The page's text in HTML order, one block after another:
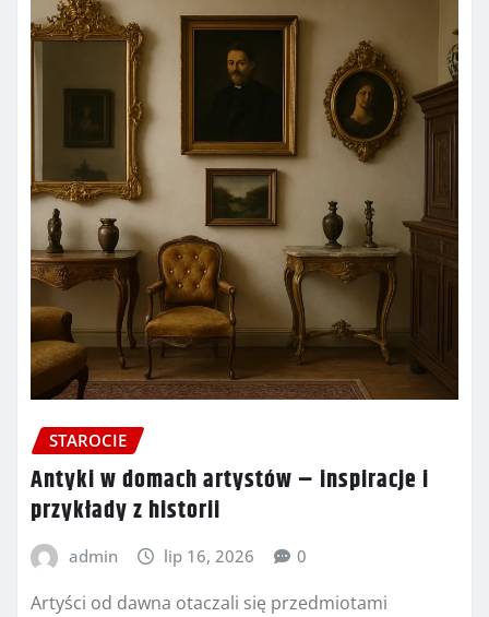
STAROCIE
Antyki w domach artystów – inspiracje i
przykłady z historii
admin lip 16, 2026 0
Artyści od dawna otaczali się przedmiotami